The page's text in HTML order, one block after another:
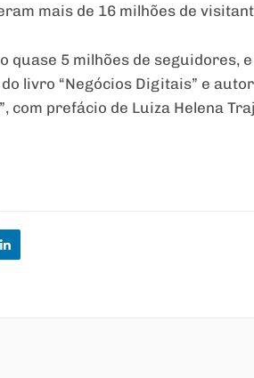
mais de 16 milhões de
quase 5 milhões de seguidores,
livro “Negócios Digitais” e
com prefácio de Luiza Helena